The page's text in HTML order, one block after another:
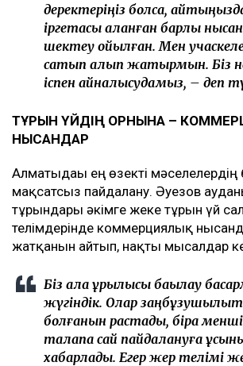
деректеріңіз болса,
іргетасы қаланған барлық
шектеу қойылған. Мен
сатып алып жатырмын. Біз
іспен айналысудамыз, – деп
ТҰРҒЫН ҮЙДІҢ ОРНЫНА –
НЫСАНДАР
Алматыдағы ең өзекті мәселелердің
мақсатсыз пайдалану. Әуезов
тұрғындары әкімге жеке тұрғын үй
телімдерінде коммерциялық
жатқанын айтып, нақты мысалдар
Біз қала құрылысы бақылау
жүгіндік. Олар
болғанын растады, бірақ
талапқа сай пайдалануға
хабарлады. Егер жер телімі